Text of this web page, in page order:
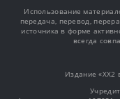
Использование
передача, перевод,
источника в форме
всегда
Издание «XX2